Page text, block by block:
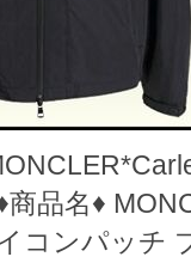
商品名♦
コンパッチ